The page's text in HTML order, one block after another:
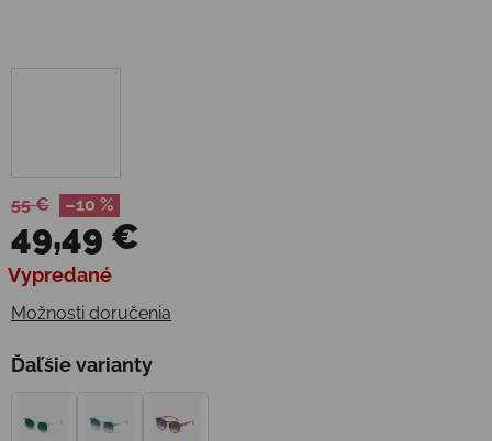
55 € –10 %
49,49 €
Jednotková cena:
Vypredané
Možnosti doručenia
Ďaľšie varianty